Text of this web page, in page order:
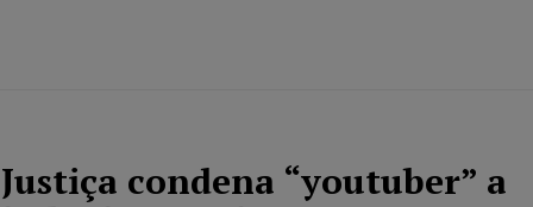
Justiça condena “youtuber” a